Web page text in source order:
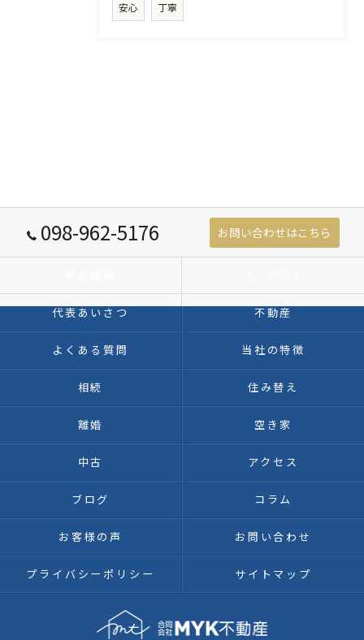
安心 丁寧
098-962-5176 お問い合わせはこちら
代表あいさつ 不動産
よくある質問 当社の特徴
相続 住み替え
離婚 空き家
中古 アクセス
ブログ コラム
お客様の声 お問い合わせ
プライバシーポリシー サイトマップ